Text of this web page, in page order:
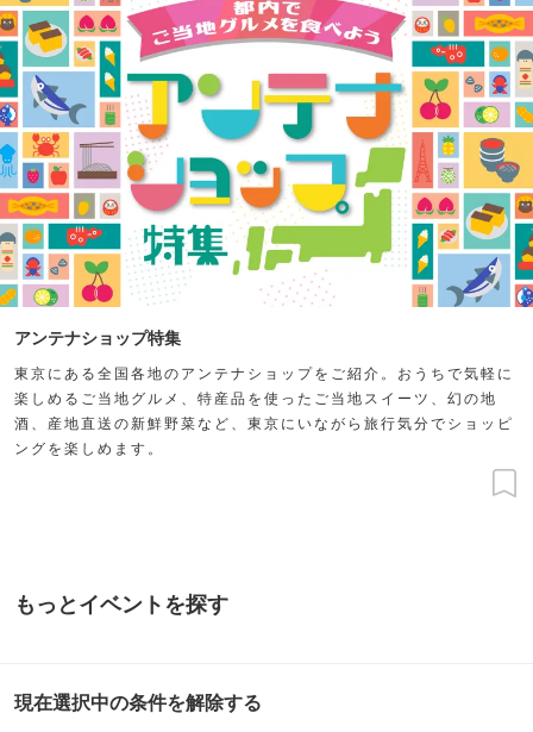
アンテナショップ特集
東京にある全国各地のアンテナショップをご紹介。おうちで気軽に
楽しめるご当地グルメ、特産品を使ったご当地スイーツ、幻の地
酒、産地直送の新鮮野菜など、東京にいながら旅行気分でショッピ
ングを楽しめます。
もっとイベントを探す
現在選択中の条件を解除する